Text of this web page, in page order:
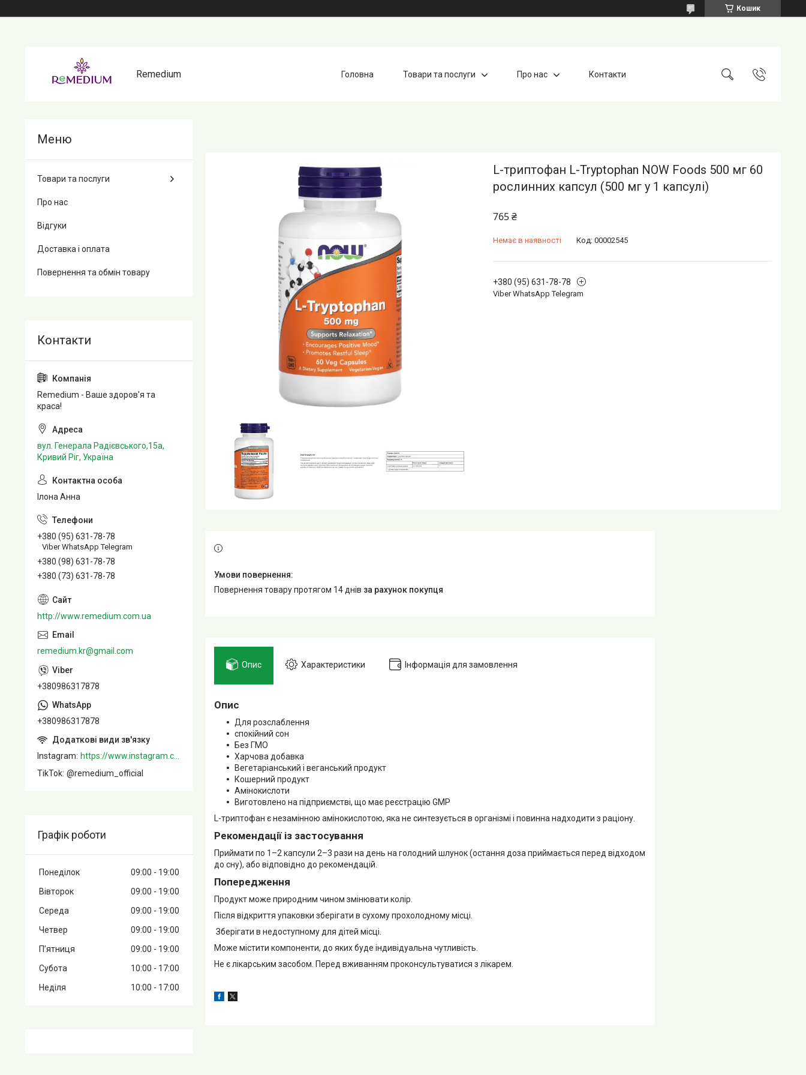
Кошик
Remedium Головна Товари та послуги Про нас Контакти
L-триптофан L-Tryptophan NOW Foods 500 мг 60
рослинних капсул (500 мг у 1 капсулі)
765 ₴
Немає в наявності Код: 00002545
+380 (95) 631-78-78
Viber WhatsApp Telegram
повернення товару протягом 14 днів за рахунок покупця
Опис Характеристики Інформація для замовлення
Опис
Для розслаблення
спокійний сон
Без ГМО
Харчова добавка
Вегетаріанський і веганський продукт
Кошерний продукт
Амінокислоти
Виготовлено на підприємстві, що має реєстрацію GMP
L-триптофан є незамінною амінокислотою, яка не синтезується в організмі і повинна надходити з раціону.
Рекомендації із застосування
Приймати по 1–2 капсули 2–3 рази на день на голодний шлунок (остання доза приймається перед відходом
до сну), або відповідно до рекомендацій.
Попередження
Продукт може природним чином змінювати колір.
Після відкриття упаковки зберігати в сухому прохолодному місці.
Зберігати в недоступному для дітей місці.
Може містити компоненти, до яких буде індивідуальна чутливість.
Не є лікарським засобом. Перед вживанням проконсультуватися з лікарем.
Товари та послуги
Про нас
Відгуки
Доставка і оплата
Повернення та обмін товару
Remedium - Ваше здоров'я та
краса!
вул. Генерала Радієвського,15а,
Кривий Ріг, Україна
Ілона Анна
+380 (95) 631-78-78
Viber WhatsApp Telegram
+380 (98) 631-78-78
+380 (73) 631-78-78
http://www.remedium.com.ua
remedium.kr@gmail.com
+380986317878
+380986317878
Instagram
https://www.instagram.com/remedium_ua/
TikTok @remedium_official
Графік роботи
Понеділок 09:00
19:00
Вівторок
09:00
19:00
Середа
09:00
19:00
Четвер
09:00
19:00
Пʼятниця
09:00
19:00
Субота
10:00
17:00
Неділя
10:00 17:00